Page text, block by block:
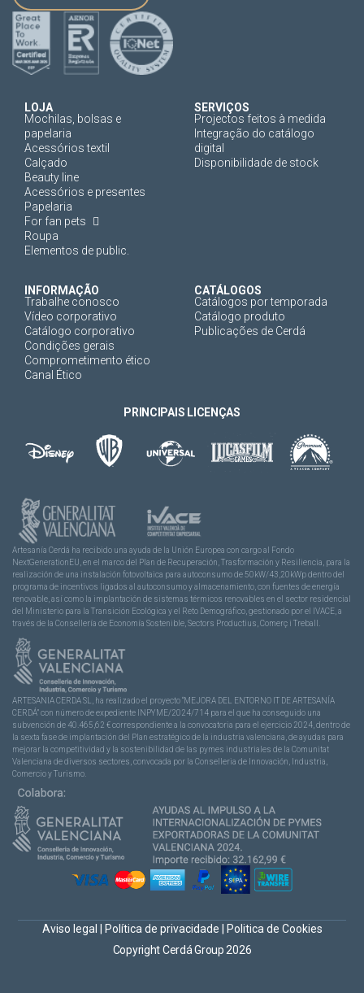
LOJA
Mochilas, bolsas e
papelaria
Acessórios textil
Calçado
Beauty line
Acessórios e presentes
Papelaria
For fan pets
Roupa
Elementos de public.
SERVIÇOS
Projectos feitos à medida
Integração do catálogo
digital
Disponibilidade de stock
INFORMAÇÃO
Trabalhe conosco
Vídeo corporativo
Catálogo corporativo
Condições gerais
Comprometimento ético
Canal Ético
CATÁLOGOS
Catálogos por temporada
Catálogo produto
Publicações de Cerdá
PRINCIPAIS LICENÇAS
Artesanía Cerdá ha recibido una ayuda de la Unión Europea con cargo al Fondo
NextGenerationEU, en el marco del Plan de Recuperación, Trasformación y Resiliencia, para la
realización de una instalación fotovoltaica para autoconsumo de 50kW/43,20kWp dentro del
programa de incentivos ligados al autoconsumo y almacenamiento, con fuentes de energía
renovable, así como la implantación de sistemas térmicos renovables en el sector residencial
del Ministerio para la Transición Ecológica y el Reto Demográfico, gestionado por el IVACE, a
través de la Consellería de Economía Sostenible, Sectors Productius, Comerç i Treball.
ARTESANIA CERDA SL, ha realizado el proyecto “MEJORA DEL ENTORNO IT DE ARTESANÍA
CERDÁ” con número de expediente INPYME/2024/714 para el que ha conseguido una
subvención de 40.465,62 € correspondiente a la convocatoria para el ejercicio 2024, dentro de
la sexta fase de implantación del Plan estratégico de la industria valenciana, de ayudas para
mejorar la competitividad y la sostenibilidad de las pymes industriales de la Comunitat
Valenciana de diversos sectores, convocada por la Conselleria de Innovación, Industria,
Comercio y Turismo.
Copyright Cerdá Group 2026
Aviso legal Política de privacidade Politica de Cookies